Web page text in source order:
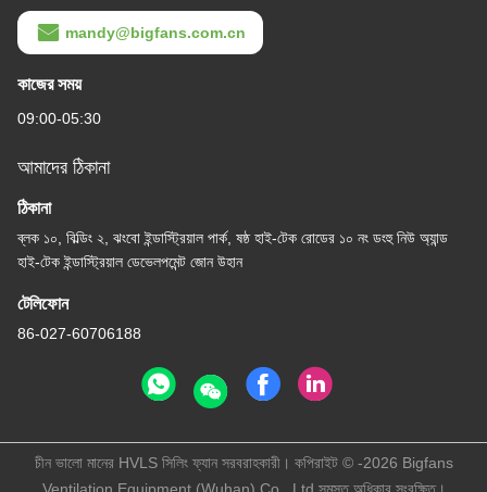
mandy@bigfans.com.cn
কাজের সময়
09:00-05:30
আমাদের ঠিকানা
ঠিকানা
ব্লক ১০, বিল্ডিং ২, ঝংবো ইন্ডাস্ট্রিয়াল পার্ক, ষষ্ঠ হাই-টেক রোডের ১০ নং ডংহু নিউ অ্যান্ড
হাই-টেক ইন্ডাস্ট্রিয়াল ডেভেলপমেন্ট জোন উহান
টেলিফোন
86-027-60706188
চীন ভালো মানের HVLS সিলিং ফ্যান সরবরাহকারী। কপিরাইট © -2026 Bigfans